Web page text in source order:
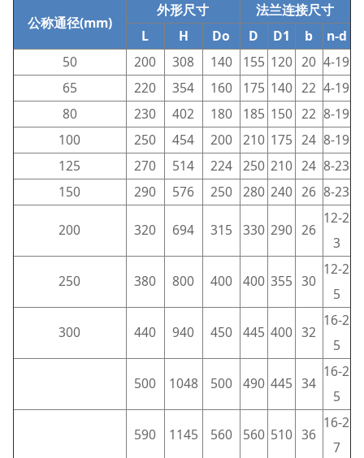
公称通径(mm)
外形尺寸
法兰连接尺寸
L
H Do D D1 b
n-d
50
200 308 140 155 120 20 4-19
65
220 354 160 175 140 22 4-19
80
230 402 180 185 150 22 8-19
100
250 454 200 210 175 24 8-19
125
270 514 224 250 210 24 8-23
150
290 576 250 280 240 26 8-23
200 320 694 315 330 290 26
12-2
3
250 380 800 400 400 355 30
12-2
5
300 440 940 450 445 400 32
16-2
5
500 1048 500 490 445 34
16-2
5
590 1145 560 560 510 36
16-2
7